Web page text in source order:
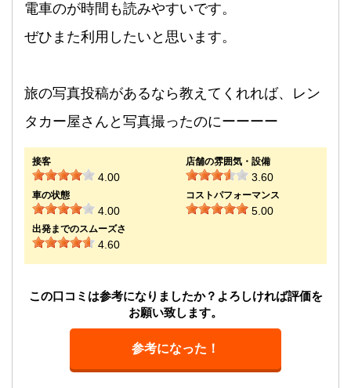
電車のが時間も読みやすいです。
ぜひまた利用したいと思います。
旅の写真投稿があるなら教えてくれれば、レン
タカー屋さんと写真撮ったのにーーーー
接客
4.00
店舗の雰囲気・設備
3.60
車の状態
4.00
コストパフォーマンス
5.00
出発までのスムーズさ
4.60
この口コミは参考になりましたか？よろしければ評価を
お願い致します。
参考になった！